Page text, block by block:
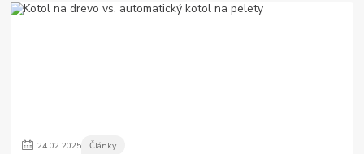
24.02.2025 Články